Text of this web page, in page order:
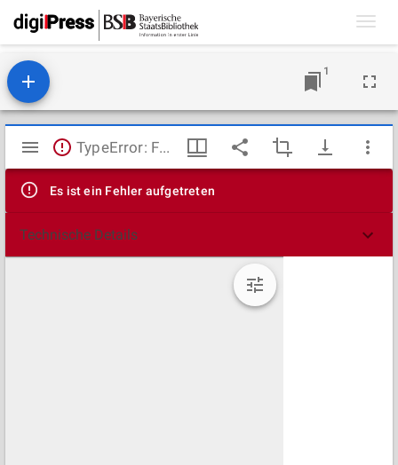
1
Mirador
Viewer
TypeError: Failed to fetch
Es ist ein Fehler aufgetreten
Technische Details